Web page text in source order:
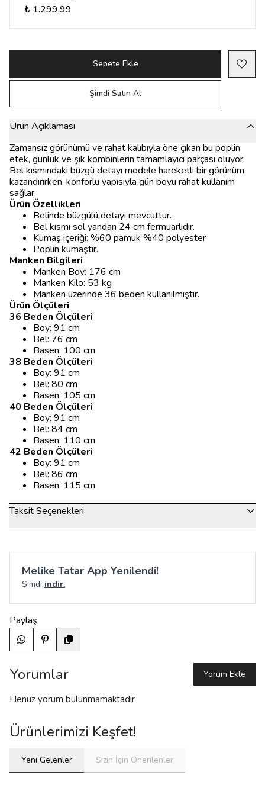
₺ 1.299,99
Sepete Ekle
Şimdi Satın Al
Ürün Açıklaması
Zamansız görünümü ve rahat kalıbıyla öne çıkan bu poplin
etek, günlük ve şık kombinlerin tamamlayıcı parçası oluyor.
Bel kısmındaki büzgü detayı modele hareketli bir görünüm
kazandırırken, konforlu yapısıyla gün boyu rahat kullanım
sağlar.
Ürün Özellikleri
Belinde büzgülü detayı mevcuttur.
Bel kısmı sol yandan 24 cm fermuarlıdır.
Kumaş içeriği: %60 pamuk %40 polyester
Poplin kumaştır.
Manken Bilgileri
Manken Boy: 176 cm
Manken Kilo: 53 kg
Manken üzerinde 36 beden kullanılmıştır.
Ürün Ölçüleri
36 Beden Ölçüleri
Boy: 91 cm
Bel: 76 cm
Basen: 100 cm
38 Beden Ölçüleri
Boy: 91 cm
Bel: 80 cm
Basen: 105 cm
40 Beden Ölçüleri
Boy: 91 cm
Bel: 84 cm
Basen: 110 cm
42 Beden Ölçüleri
Boy: 91 cm
Bel: 86 cm
Basen: 115 cm
Taksit Seçenekleri
Melike Tatar App Yenilendi!
Şimdi indir.
Paylaş
Yorumlar Yorum Ekle
Henüz yorum bulunmamaktadır
Ürünlerimizi Keşfet!
Yeni Gelenler Sizin İçin Önerilenler